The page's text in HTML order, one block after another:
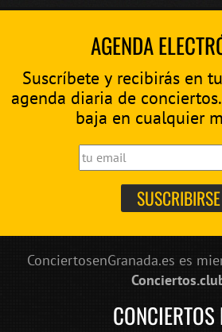
AGENDA
Suscríbete y recibirás en
agenda diaria de
baja en cualquier
ConciertosenGranada.es es
CONCIERTOS